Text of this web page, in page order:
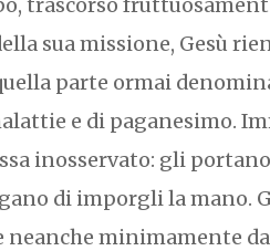
sua missione, Gesù
parte ormai
e di paganesimo.
inosservato: gli
di imporgli la mano.
neanche minimamente